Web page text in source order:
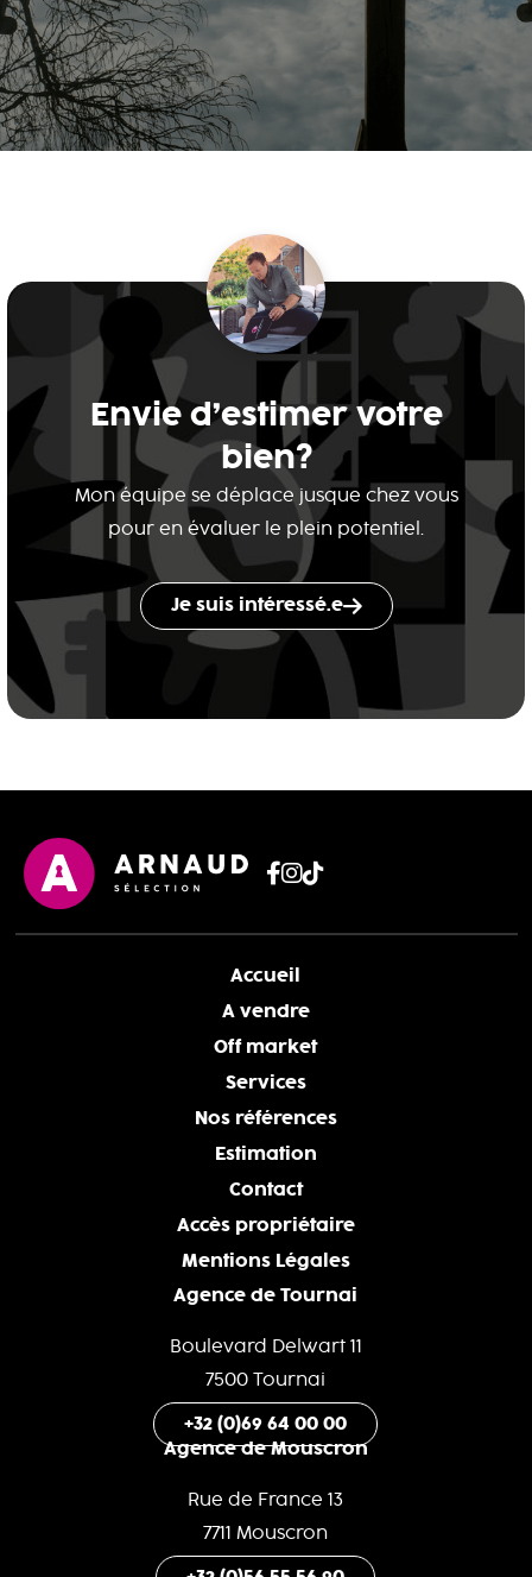
Envie d’estimer votre
bien?
Mon équipe se déplace jusque chez vous
pour en évaluer le plein potentiel.
Je suis intéressé.e
Accueil
A vendre
Off market
Services
Nos références
Estimation
Contact
Accès propriétaire
Mentions Légales
Agence de Tournai
Boulevard Delwart 11
7500 Tournai
+32 (0)69 64 00 00
Agence de Mouscron
Rue de France 13
7711 Mouscron